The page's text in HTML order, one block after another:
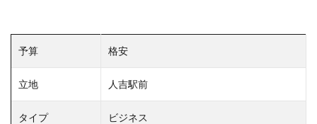
予算 格安
立地 人吉駅前
タイプ ビジネス